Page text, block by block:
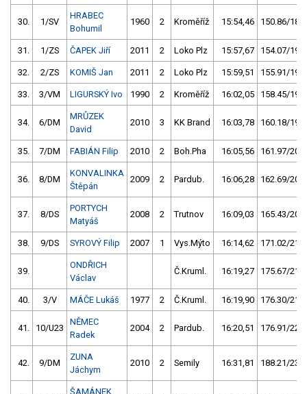
30. 1/SV
HRABEC
Bohumil
1960 2 Kroměříž 15:54,46 150.86/18,8
31. 1/ZS ČAPEK Jiří 2011 2 Loko Plz 15:57,67 154.07/19,2
32. 2/ZS KOMIŠ Jan 2011 2 Loko Plz 15:59,51 155.91/19,4
33. 3/VM LIGURSKÝ Ivo 1990 2 Kroměříž 16:02,05 158.45/19,7
34. 6/DM
MRŮZEK
David
2010 3 KK Brand 16:03,78 160.18/19,9
35. 7/DM FABIÁN Filip 2010 2 Boh.Pha 16:05,56 161.97/20,2
36. 8/DM
KONVALINKA
Štěpán
2009 2 Pardub. 16:06,28 162.69/20,2
37. 8/DS
PORTYCH
Matyáš
2008 2 Trutnov 16:09,03 165.43/20,6
38. 9/DS SYROVÝ Filip 2007 1 Vys.Mýto 16:14,62 171.02/21,3
39.
ONDŘICH
Václav
Č.Kruml. 16:19,27 175.67/21,9
40. 3/V MÁČE Lukáš 1977 2 Č.Kruml. 16:19,90 176.30/21,9
41. 10/U23
NĚMEC
Radek
2004 2 Pardub. 16:20,51 176.91/22,0
42. 9/DM
ZUNA
Jáchym
2010 2 Semily 16:31,81 188.21/23,4
ŠAMÁNEK